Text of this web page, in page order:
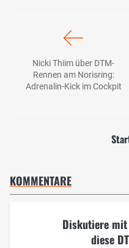
Nicki Thiim über DTM-
Rennen am Norisring:
Adrenalin-Kick im Cockpit
KOMMENTARE
Diskutiere mit
diese